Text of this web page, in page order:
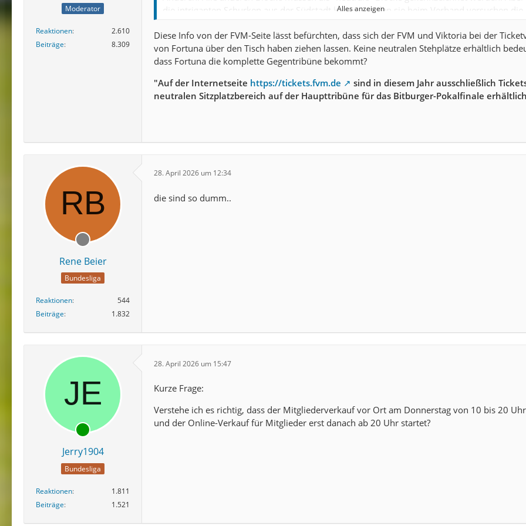
Moderator
Reaktionen
2.610
Beiträge
8.309
die intriganten Schurken aus der Südstadt kennt, werden sie beim Verband versuchen die
Man kann (es) auch auf der Fortuna-Homepage - zwischen den Zeilen - lesen:
Start des Kartenvorverkaufs noch nicht bekannt. Fest steht: Dauerkarteninhaber und
Vereinsverantwortlichen mit dem Verband am kommenden Freitag folgen.
Alles anzeigen
Diese Info von der FVM-Seite lässt befürchten, dass sich der FVM und Viktoria bei der
von Fortuna über den Tisch haben ziehen lassen. Keine neutralen Stehplätze erhältlich
dass Fortuna die komplette Gegentribüne bekommt?
"Auf der Internetseite https://tickets.fvm.de
sind in diesem Jahr ausschließlich
neutralen Sitzplatzbereich auf der Haupttribüne für das Bitburger-Pokalfinale erhältlich
Rene Beier
Bundesliga
Reaktionen
544
Beiträge
1.832
28. April 2026 um 12:34
die sind so dumm..
Jerry1904
Bundesliga
Reaktionen
1.811
Beiträge
1.521
28. April 2026 um 15:47
Kurze Frage:
Verstehe ich es richtig, dass der Mitgliederverkauf vor Ort am Donnerstag von 10 bis 20
und der Online-Verkauf für Mitglieder erst danach ab 20 Uhr startet?